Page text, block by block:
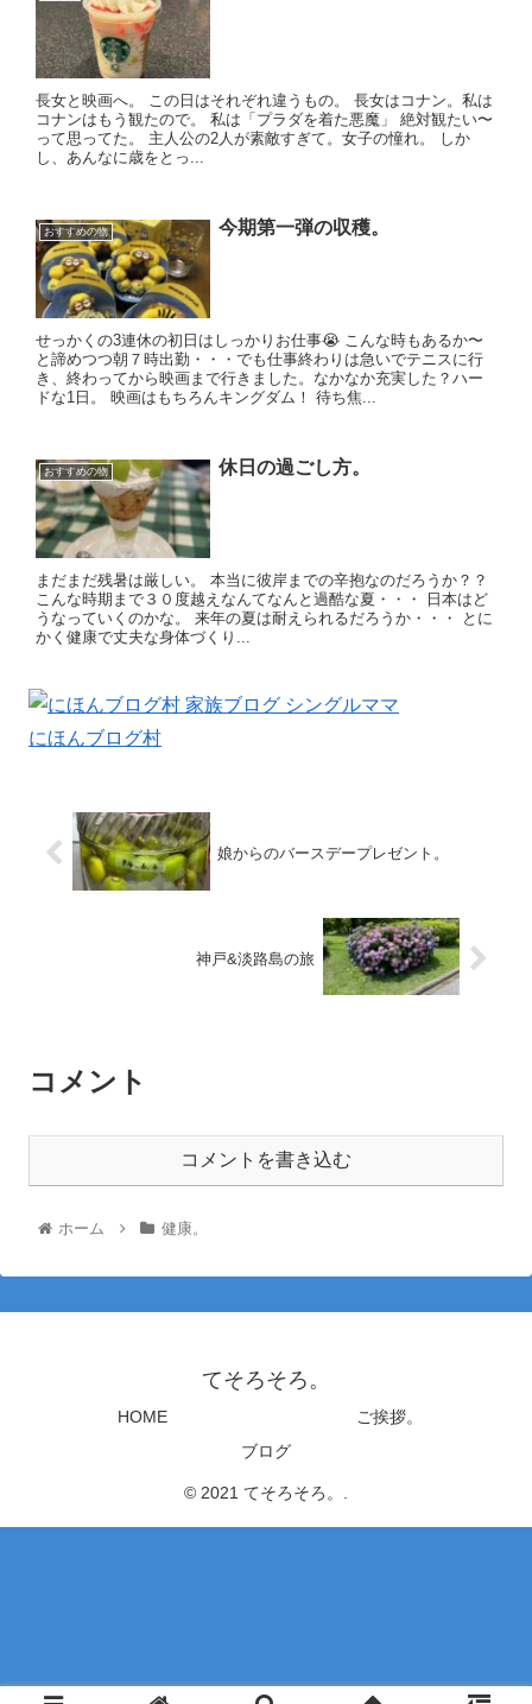
長女と映画へ。 この日はそれぞれ違うもの。 長女はコナン。私は
コナンはもう観たので。 私は「プラダを着た悪魔」 絶対観たい〜
って思ってた。 主人公の2人が素敵すぎて。女子の憧れ。 しか
し、あんなに歳をとっ...
おすすめの物 今期第一弾の収穫。
せっかくの3連休の初日はしっかりお仕事😭 こんな時もあるか〜
と諦めつつ朝７時出勤・・・でも仕事終わりは急いでテニスに行
き、終わってから映画まで行きました。なかなか充実した？ハー
ドな1日。 映画はもちろんキングダム！ 待ち焦...
おすすめの物 休日の過ごし方。
まだまだ残暑は厳しい。 本当に彼岸までの辛抱なのだろうか？？
こんな時期まで３０度越えなんてなんと過酷な夏・・・ 日本はど
うなっていくのかな。 来年の夏は耐えられるだろうか・・・ とに
かく健康で丈夫な身体づくり...
にほんブログ村
娘からのバースデープレゼント。
神戸&淡路島の旅
コメント
コメントを書き込む
ホーム 健康。
てそろそろ。
HOME
ご挨拶。
ブログ
© 2021 てそろそろ。.